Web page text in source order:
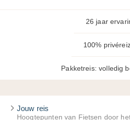
26 jaar
100%
Pakketreis: volledig
Jouw reis
Hoogtepunten van Fietsen door